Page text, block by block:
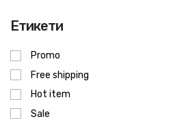
Етикети
Promo
Free shipping
Hot item
Sale